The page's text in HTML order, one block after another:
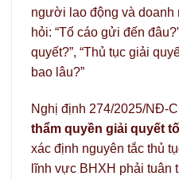
người lao động và doanh
hỏi: “Tố cáo gửi đến
quyết?”, “Thủ tục giải
bao lâu?”
Nghị định 274/2025/NĐ-
thẩm quyền giải quyết
xác định nguyên tắc thủ
lĩnh vực BHXH phải tuân